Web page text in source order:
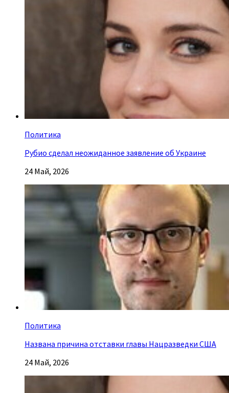
Политика
Рубио сделал неожиданное заявление об Украине
24 Май, 2026
Политика
Названа причина отставки главы Нацразведки США
24 Май, 2026